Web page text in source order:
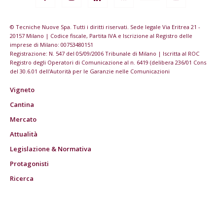
© Tecniche Nuove Spa. Tutti i diritti riservati. Sede legale Via Eritrea 21 -
20157 Milano | Codice fiscale, Partita IVA e Iscrizione al Registro delle
imprese di Milano: 00753480151
Registrazione: N. 547 del 05/09/2006 Tribunale di Milano | Iscritta al ROC
Registro degli Operatori di Comunicazione al n. 6419 (delibera 236/01 Cons
del 30.6.01 dell'Autorità per le Garanzie nelle Comunicazioni
Vigneto
Cantina
Mercato
Attualità
Legislazione & Normativa
Protagonisti
Ricerca